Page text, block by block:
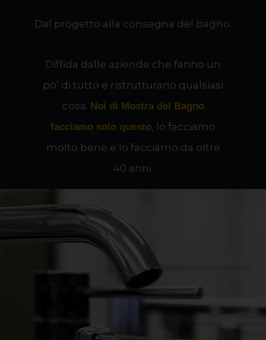
Dal progetto alla consegna del bagno.
Diffida dalle aziende che fanno un
po’ di tutto e ristrutturano qualsiasi
cosa. Noi di Mostra del Bagno
facciamo solo questo, lo facciamo
molto bene e lo facciamo da oltre
40 anni.